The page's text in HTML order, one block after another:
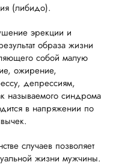
(либидо).
эрекции и
образа жизни
собой малую
ожирение,
депрессиям,
называемого синдрома
в напряжении по
случаев позволяет
жизни мужчины.